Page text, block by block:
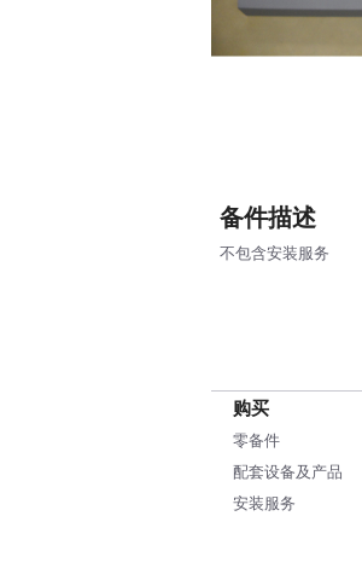
备件描述
不包含安装服务
购买
零备件
配套设备及产品
安装服务